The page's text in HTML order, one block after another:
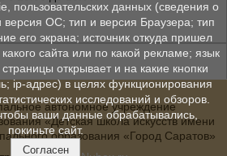
автономное учреждение
«Детская школа искусств имени
образования «Город Саратов»
пользовательских данных (сведения о
ОС; тип и версия Браузера; тип
его экрана; источник откуда пришел
сайта или по какой рекламе; язык
открывает и на какие кнопки
ip-адрес) в целях функционирования
исследований и обзоров.
ваши данные обрабатывались,
покиньте сайт.
Согласен